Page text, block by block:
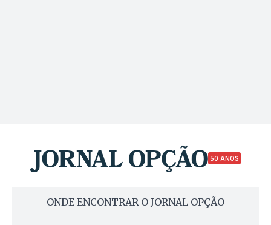
50 ANOS
ONDE ENCONTRAR O JORNAL OPÇÃO